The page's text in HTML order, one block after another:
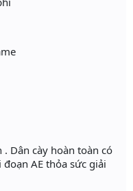
Dân cày hoàn toàn có
AE thỏa sức giải